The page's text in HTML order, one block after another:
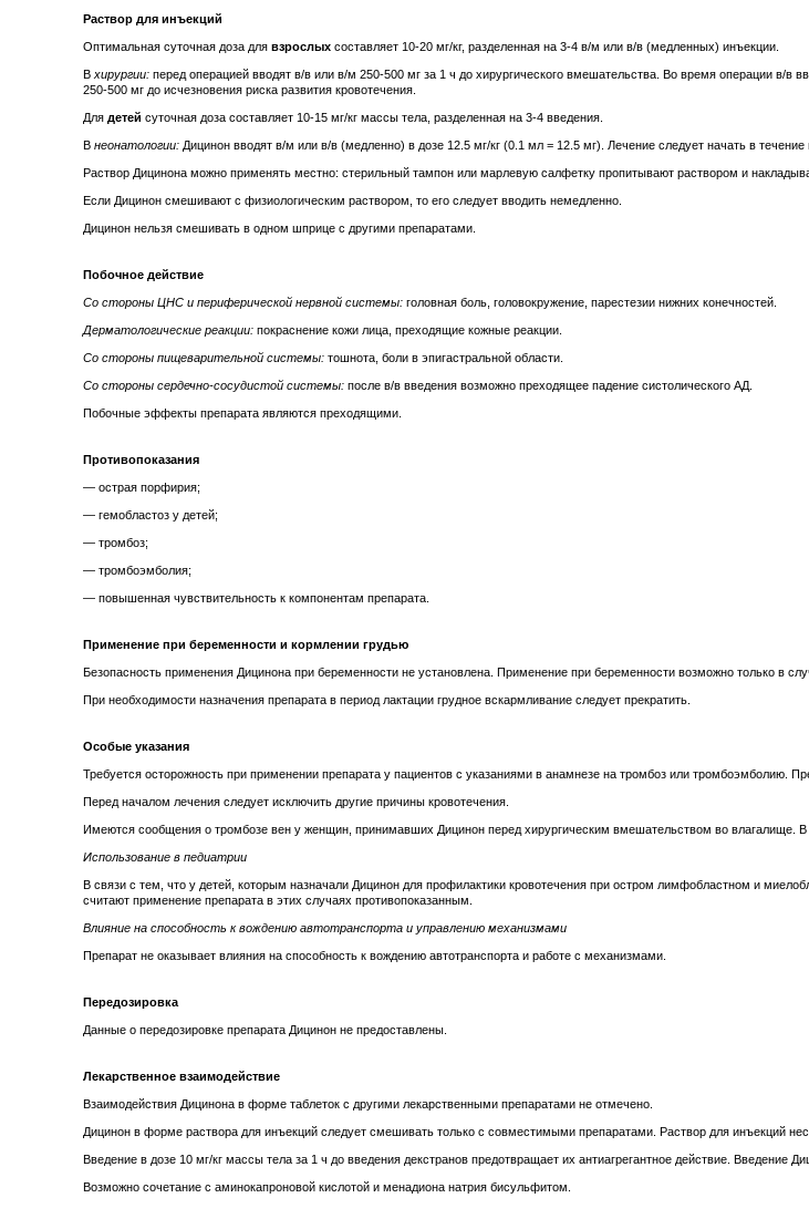
Раствор для инъекций
Оптимальная суточная доза для взрослых составляет 10-20 мг/кг, разделенная на 3-4 в/м или в/в (медленных) инъекции.
В хирургии: перед операцией вводят в/в или в/м 250-500 мг за 1 ч до хирургического вмешательства. Во время операции в/в
250-500 мг до исчезновения риска развития кровотечения.
Для детей суточная доза составляет 10-15 мг/кг массы тела, разделенная на 3-4 введения.
В неонатологии: Дицинон вводят в/м или в/в (медленно) в дозе 12.5 мг/кг (0.1 мл = 12.5 мг). Лечение следует начать в
Раствор Дицинона можно применять местно: стерильный тампон или марлевую салфетку пропитывают раствором и
Если Дицинон смешивают с физиологическим раствором, то его следует вводить немедленно.
Дицинон нельзя смешивать в одном шприце с другими препаратами.
Побочное действие
Со стороны ЦНС и периферической нервной системы: головная боль, головокружение, парестезии нижних конечностей.
Дерматологические реакции: покраснение кожи лица, преходящие кожные реакции.
Со стороны пищеварительной системы: тошнота, боли в эпигастральной области.
Со стороны сердечно-сосудистой системы: после в/в введения возможно преходящее падение систолического АД.
Побочные эффекты препарата являются преходящими.
Противопоказания
— острая порфирия;
— гемобластоз у детей;
— тромбоз;
— тромбоэмболия;
— повышенная чувствительность к компонентам препарата.
Применение при беременности и кормлении грудью
Безопасность применения Дицинона при беременности не установлена. Применение при беременности возможно только в
При необходимости назначения препарата в период лактации грудное вскармливание следует прекратить.
Особые указания
Требуется осторожность при применении препарата у пациентов с указаниями в анамнезе на тромбоз или тромбоэмболию.
Перед началом лечения следует исключить другие причины кровотечения.
Имеются сообщения о тромбозе вен у женщин, принимавших Дицинон перед хирургическим вмешательством во влагалище. В
Использование в педиатрии
В связи с тем, что у детей, которым назначали Дицинон для профилактики кровотечения при остром лимфобластном и
считают применение препарата в этих случаях противопоказанным.
Влияние на способность к вождению автотранспорта и управлению механизмами
Препарат не оказывает влияния на способность к вождению автотранспорта и работе с механизмами.
Передозировка
Данные о передозировке препарата Дицинон не предоставлены.
Лекарственное взаимодействие
Взаимодействия Дицинона в форме таблеток с другими лекарственными препаратами не отмечено.
Дицинон в форме раствора для инъекций следует смешивать только с совместимыми препаратами. Раствор для инъекций
Введение в дозе 10 мг/кг массы тела за 1 ч до введения декстранов предотвращает их антиагрегантное действие. Введение
Возможно сочетание с аминокапроновой кислотой и менадиона натрия бисульфитом.